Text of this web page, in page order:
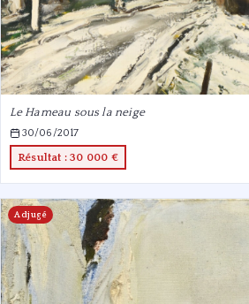
Le Hameau sous la neige
30/06/2017
Résultat : 30 000 €
Adjugé